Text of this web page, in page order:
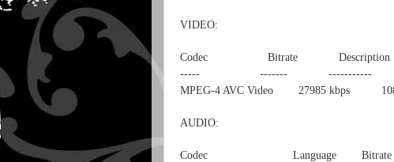
VIDEO:
Codec Bitrate
----- ------- -----------
MPEG-4 AVC Video 27985 kbps
AUDIO:
Codec Language Bitrate